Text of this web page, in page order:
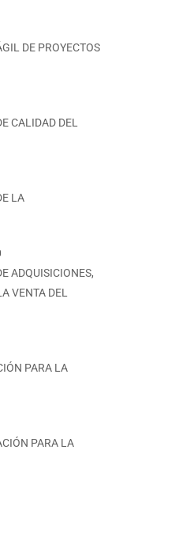
DE PROYECTOS
CALIDAD DEL
LA
ADQUISICIONES,
VENTA DEL
PARA LA
PARA LA